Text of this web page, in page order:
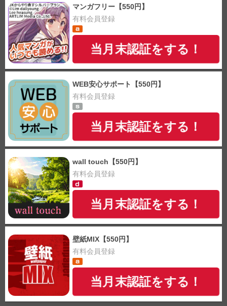
マンガフリー【550円】
有料会員登録
当月末認証をする！
WEB安心サポート【550円】
有料会員登録
当月末認証をする！
wall touch【550円】
有料会員登録
当月末認証をする！
壁紙MIX【550円】
有料会員登録
当月末認証をする！